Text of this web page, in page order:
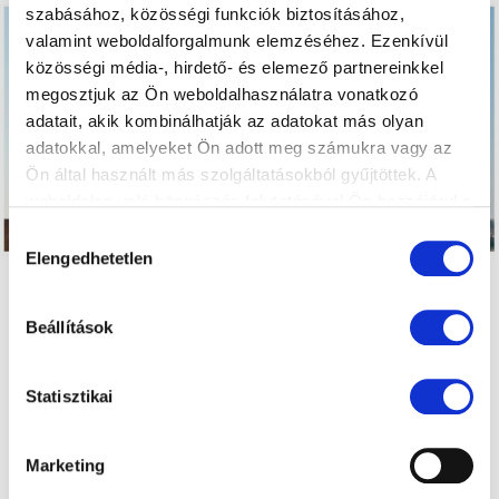
szabásához, közösségi funkciók biztosításához,
valamint weboldalforgalmunk elemzéséhez. Ezenkívül
közösségi média-, hirdető- és elemező partnereinkkel
megosztjuk az Ön weboldalhasználatra vonatkozó
adatait, akik kombinálhatják az adatokat más olyan
adatokkal, amelyeket Ön adott meg számukra vagy az
Ön által használt más szolgáltatásokból gyűjtöttek. A
kiválasztása
Elengedhetetlen
Beállítások
Statisztikai
Marketing